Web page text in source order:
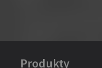
Produkty